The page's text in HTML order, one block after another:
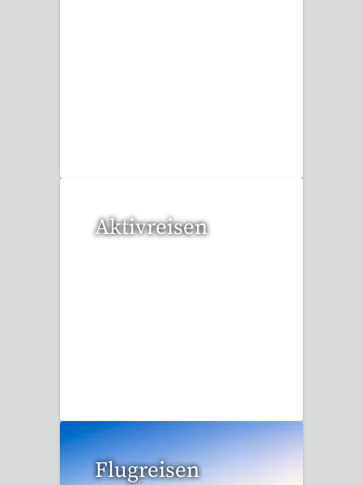
Aktivreisen
Flugreisen